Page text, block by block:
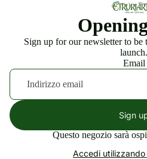
Sign up for our newsletter to
launch.
Email
Sign
Questo negozio sarà
Accedi utilizzando